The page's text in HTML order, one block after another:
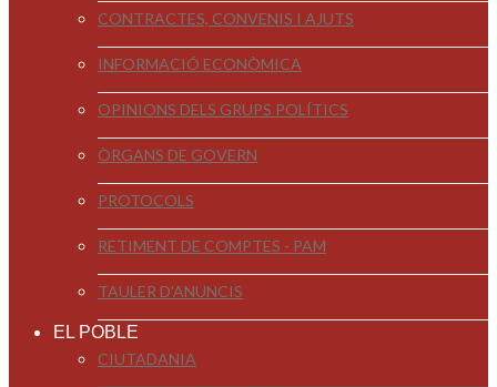
CONTRACTES, CONVENIS I AJUTS
INFORMACIÓ ECONÒMICA
OPINIONS DELS GRUPS POLÍTICS
ÒRGANS DE GOVERN
PROTOCOLS
RETIMENT DE COMPTES - PAM
TAULER D'ANUNCIS
EL POBLE
CIUTADANIA